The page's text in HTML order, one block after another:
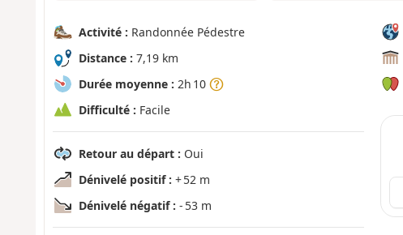
Activité : Randonnée Pédestre
Distance : 7,19 km
Durée moyenne : 2h 10
Difficulté : Facile
Retour au départ : Oui
Dénivelé positif : + 52 m
Dénivelé négatif : - 53 m